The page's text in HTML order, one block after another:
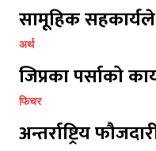
सामूहिक सहकार्यले
अर्थ
जिप्रका पर्साको
फिचर
अन्तर्राष्ट्रिय